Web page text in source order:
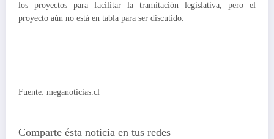
los proyectos para facilitar la tramitación legislativa, pero el
proyecto aún no está en tabla para ser discutido.
Fuente: meganoticias.cl
Comparte ésta noticia en tus redes